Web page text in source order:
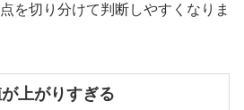
を切り分けて判断しやすくなりま
上がりすぎる